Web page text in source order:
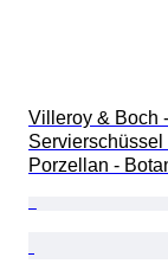
Villeroy & Boch -
Servierschüssel
Porzellan -